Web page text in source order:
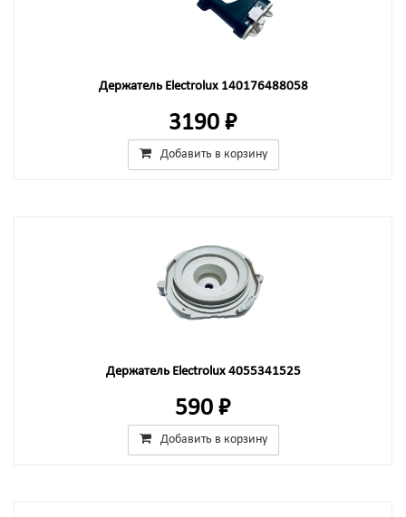
Держатель Electrolux 140176488058
3190 ₽
Добавить в корзину
Держатель Electrolux 4055341525
590 ₽
Добавить в корзину